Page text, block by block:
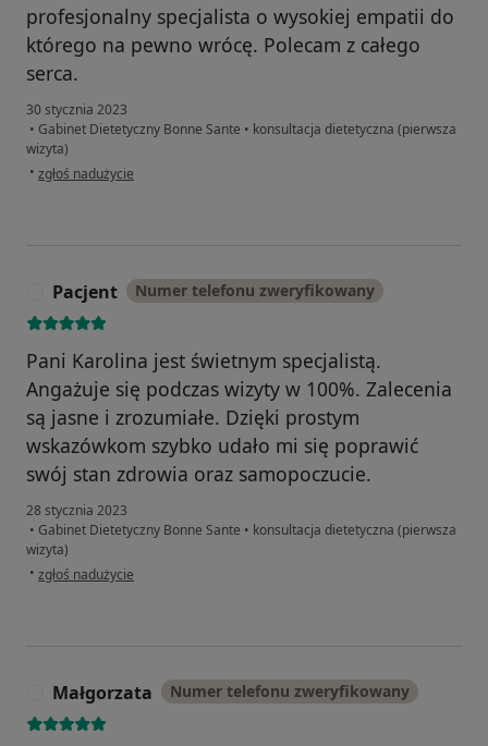
profesjonalny specjalista o wysokiej empatii do
którego na pewno wrócę. Polecam z całego
serca.
30 stycznia 2023
• Gabinet Dietetyczny Bonne Sante • konsultacja dietetyczna (pierwsza
wizyta)
• w opinii użytkownika Monika
zgłoś nadużycie
Pacjent Numer telefonu zweryfikowany
Pani Karolina jest świetnym specjalistą.
Angażuje się podczas wizyty w 100%. Zalecenia
są jasne i zrozumiałe. Dzięki prostym
wskazówkom szybko udało mi się poprawić
swój stan zdrowia oraz samopoczucie.
28 stycznia 2023
• Gabinet Dietetyczny Bonne Sante • konsultacja dietetyczna (pierwsza
wizyta)
• w opinii użytkownika Pacjent
zgłoś nadużycie
Małgorzata Numer telefonu zweryfikowany